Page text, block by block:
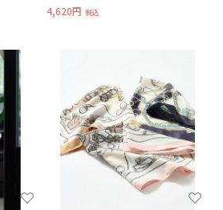
4,620円 税込